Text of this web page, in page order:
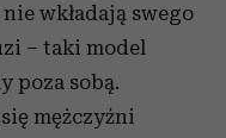
wkładają swego
– taki model
poza sobą.
mężczyźni